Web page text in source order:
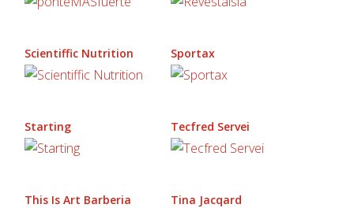
Scientiffic Nutrition Sportax
Starting Tecfred Servei
This Is Art Barberia Tina Jacqard